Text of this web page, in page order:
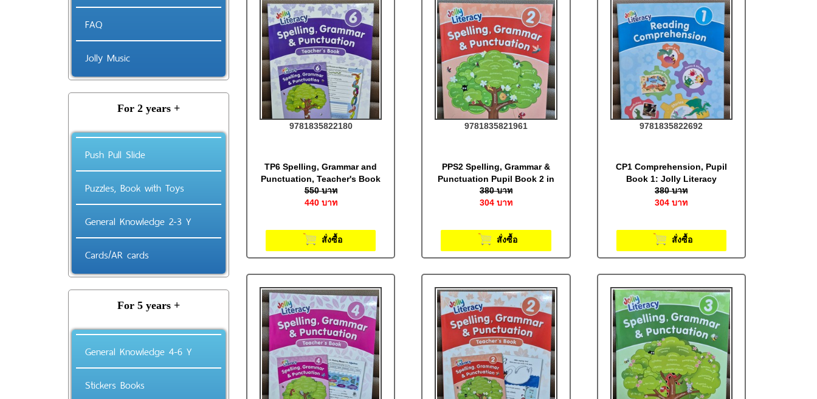
FAQ
Jolly Music
For 2 years +
Push Pull Slide
Puzzles, Book with Toys
General Knowledge 2-3 Y
Cards/AR cards
For 5 years +
General Knowledge 4-6 Y
Stickers Books
9781835822180
TP6 Spelling, Grammar and
Punctuation, Teacher's Book
6 (Print Letters): Jolly
Literacy
550 บาท
440 บาท
สั่งซื้อ
9781835821961
PPS2 Spelling, Grammar &
Punctuation Pupil Book 2 in
Print Letters (BE): Jolly
Literacy
380 บาท
304 บาท
สั่งซื้อ
9781835822692
CP1 Comprehension, Pupil
Book 1: Jolly Literacy
380 บาท
304บาท
สั่งซื้อ